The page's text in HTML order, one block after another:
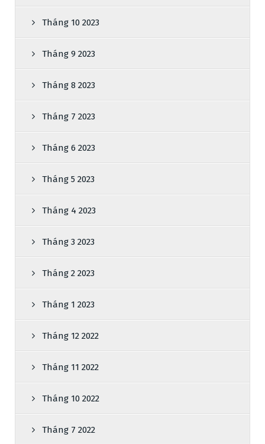
Tháng 10 2023
Tháng 9 2023
Tháng 8 2023
Tháng 7 2023
Tháng 6 2023
Tháng 5 2023
Tháng 4 2023
Tháng 3 2023
Tháng 2 2023
Tháng 1 2023
Tháng 12 2022
Tháng 11 2022
Tháng 10 2022
Tháng 7 2022